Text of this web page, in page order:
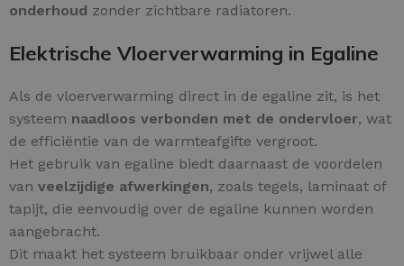
onderhoud zonder zichtbare radiatoren.
Elektrische Vloerverwarming in Egaline
Als de vloerverwarming direct in de egaline zit, is het
systeem naadloos verbonden met de ondervloer, wat
de efficiëntie van de warmteafgifte vergroot.
Het gebruik van egaline biedt daarnaast de voordelen
van veelzijdige afwerkingen, zoals tegels, laminaat of
tapijt, die eenvoudig over de egaline kunnen worden
aangebracht.
Dit maakt het systeem bruikbaar onder vrijwel alle